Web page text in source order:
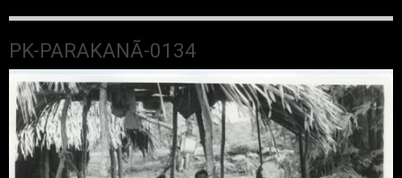
PK-PARAKANÃ-0134